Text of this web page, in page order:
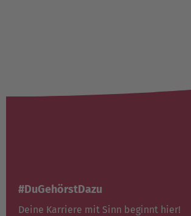
#DuGehörstDazu
Deine Karriere mit Sinn beginnt hier!